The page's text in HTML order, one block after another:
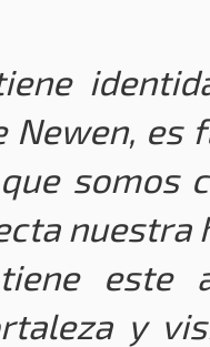
Newen, es
somos
nuestra
este
y